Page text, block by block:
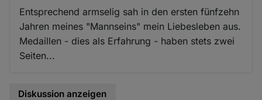
Entsprechend armselig sah in den ersten fünfzehn
Jahren meines "Mannseins" mein Liebesleben aus.
Medaillen - dies als Erfahrung - haben stets zwei
Seiten...
Diskussion anzeigen